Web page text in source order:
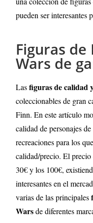
pueden ser interesantes
Figuras de
Wars de
Lasfiguras de calidad
coleccionables de gran
Finn. En este artículo
calidad de personajes
recreaciones para los
calidad/precio. El precio
30€ y los 100€,
interesantes en el
varias de las principales
Warsde diferentes